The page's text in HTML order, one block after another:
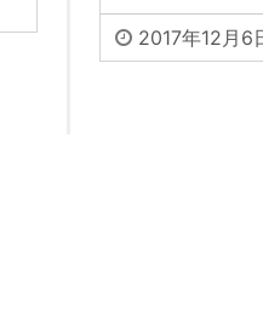
2017年12月6